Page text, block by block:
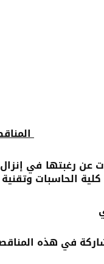
المناقصة
الحاسبات
في هذه